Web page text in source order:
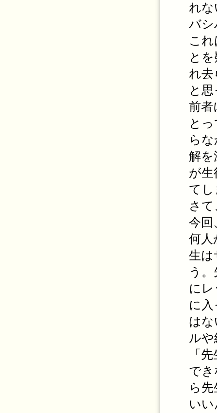
れな
バシ
こ
と
れ去
と
前者
と
ら
解を
が生
て
さ
今回
何人
生は
う
に
に
は
ル
「
で
ら
い